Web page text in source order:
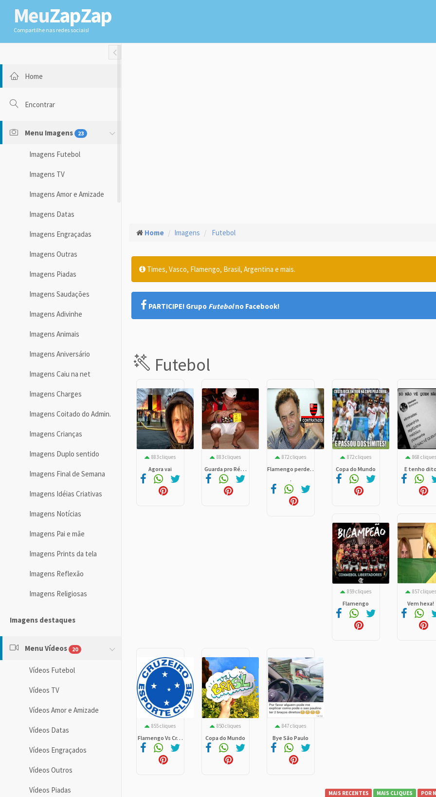
MeuZapZap
Compartilhe nas redes sociais!
Toggle Fullwidth
Home
Encontrar
Menu Imagens 23
Imagens Futebol
Imagens TV
Imagens Amor e Amizade
Imagens Datas
Imagens Engraçadas
Imagens Outras
Imagens Piadas
Imagens Saudações
Imagens Adivinhe
Imagens Animais
Imagens Aniversário
Imagens Caiu na net
Imagens Charges
Imagens Coitado do Admin.
Imagens Crianças
Imagens Duplo sentido
Imagens Final de Semana
Imagens Idéias Criativas
Imagens Notícias
Imagens Pai e mãe
Imagens Prints da tela
Imagens Reflexão
Imagens Religiosas
Imagens destaques
Menu Vídeos 20
Vídeos Futebol
Vídeos TV
Vídeos Amor e Amizade
Vídeos Datas
Vídeos Engraçados
Vídeos Outros
Vídeos Piadas
Home Imagens Futebol
Times, Vasco, Flamengo, Brasil, Argentina e mais.
PARTICIPE! Grupo Futebolno Facebook!
Futebol
883 cliques
Agora vai
883 cliques
Guarda pro Ré. . .
872 cliques
Flamengo perde. .
.
872 cliques
Copa do Mundo
868 cliques
E tenho
859 cliques
Flamengo
857 cliques
Vem hexa!
855 cliques
Flamengo Vs Cr. . .
850 cliques
Copa do Mundo
847 cliques
Bye São Paulo
MAIS RECENTES MAIS CLIQUES POR